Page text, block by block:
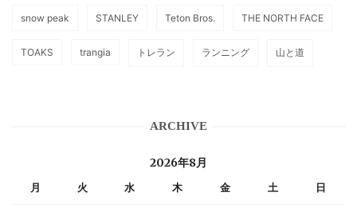
snow peak STANLEY Teton Bros. THE NORTH FACE
TOAKS trangia トレラン ランニング 山と道
ARCHIVE
2026年8月
月 火 水 木 金 土 日